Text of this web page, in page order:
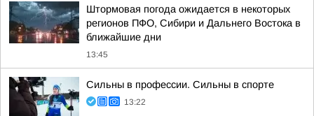
Штормовая погода ожидается в некоторых
регионов ПФО, Сибири и Дальнего Востока в
ближайшие дни
13:45
Сильны в профессии. Сильны в спорте
13:22